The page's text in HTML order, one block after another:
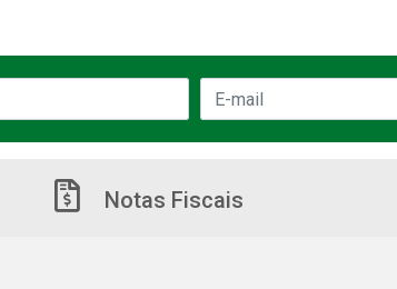
Notas Fiscais